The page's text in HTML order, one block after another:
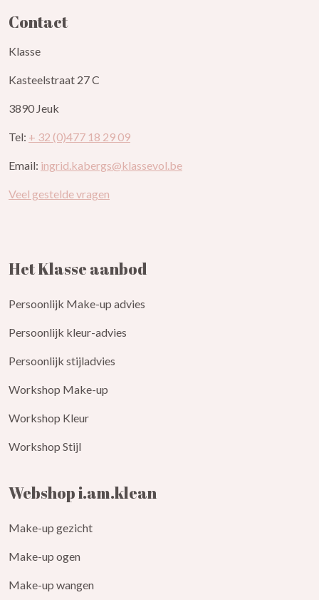
Contact
Klasse
Kasteelstraat 27 C
3890 Jeuk
Tel: + 32 (0)477 18 29 09
Email: ingrid.kabergs@klassevol.be
Veel gestelde vragen
Het Klasse aanbod
Persoonlijk Make-up advies
Persoonlijk kleur-advies
Persoonlijk stijladvies
Workshop Make-up
Workshop Kleur
Workshop Stijl
Webshop i.am.klean
Make-up gezicht
Make-up ogen
Make-up wangen